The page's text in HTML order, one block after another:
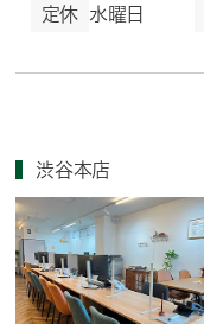
定休 水曜日
渋谷本店